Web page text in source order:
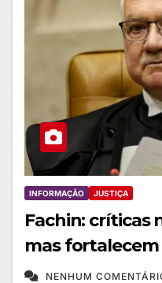
INFORMAÇÃO JUSTIÇA
Fachin: críticas
mas
NENHUM